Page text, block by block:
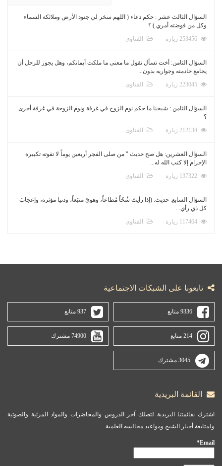
السؤال الثالث عشر : حكم دعاء ( اللهم سخر لي جنود الأرض وملائكة السماء
وكل من فوضته أمري ) ؟
الفتاوى
السؤال الثامن: أخت تسأل تقول ما معنى ما ملكت أيمانكم، وهل يجوز للرجل أن
يجامع خادمته وجواريه بدون...
الفتاوى
السؤال الثامن : شيخنا ما حكم نوم الزوج في غرفة ونوم الزوجة في غرفة أخرى
؟
الفتاوى
السؤال العشرين: هل صح حديث " من صلى الفجر أربعين يوماً لا تفوته تكبيرة
الإحرام إلا كتب الله له...
الفتاوى
السؤال السابع: حديث: (إذا رأيتَ شُحّاً مُطاعاً، وهوىً متبَعاً، ودنيا مؤثرة، وإعجابَ
كل ذي رأي...
الفتاوى
تابعونا على الشبكات الاجتماعية
9336 متابع 937 متابع
214 متابع 74900 مشترك
3045 مشترك
القائمة البريدية
اشترك بقائمتنا البريدية لتصلك آخر الدروس والمحاضرات والمواد المرئية والصوتية
ولمتابعة أخبار الشيخ ومواعيد مجالسه العلمية.
Email*